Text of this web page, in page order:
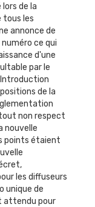
lors de la
tous les
annonce de
ce qui
d'une
par le
Introduction
de la
non respect
nouvelle
points étaient
les diffuseurs
unique de
attendu pour